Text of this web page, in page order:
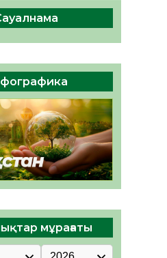
– ҚОҒАМ
ҚОСЫЛҒАН
39 0
мұрағаты